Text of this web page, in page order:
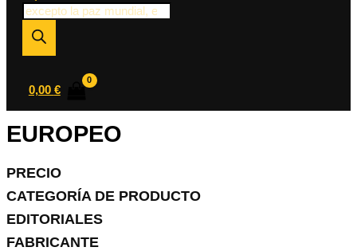
Búsqueda
de
productos
0,00 €
EUROPEO
PRECIO
CATEGORÍA DE PRODUCTO
EDITORIALES
FABRICANTE